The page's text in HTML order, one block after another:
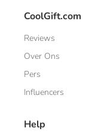
CoolGift.com
Reviews
Over Ons
Pers
Influencers
Help